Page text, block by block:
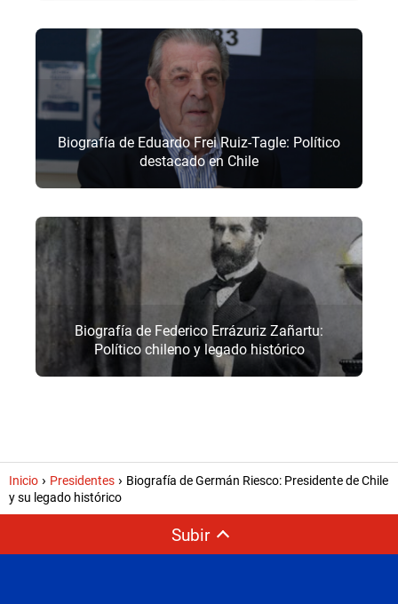
Biografía de Eduardo Frei Ruiz-Tagle: Político
destacado en Chile
Biografía de Federico Errázuriz Zañartu:
Político chileno y legado histórico
Inicio Presidentes
Biografía de Germán Riesco: Presidente de Chile
y su legado histórico
Subir